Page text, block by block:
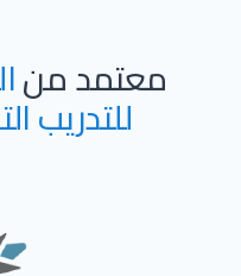
معتمد من
للتدريب